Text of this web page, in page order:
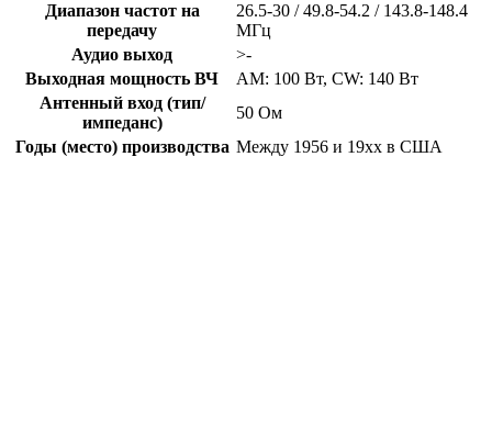
Диапазон частот на
передачу
26.5-30 / 49.8-54.2 / 143.8-148.4
МГц
Аудио выход
>-
Выходная мощность ВЧ
AM: 100 Вт, CW: 140 Вт
Антенный вход (тип/
импеданс)
50 Ом
Годы (место) производства Между 1956 и 19xx в США